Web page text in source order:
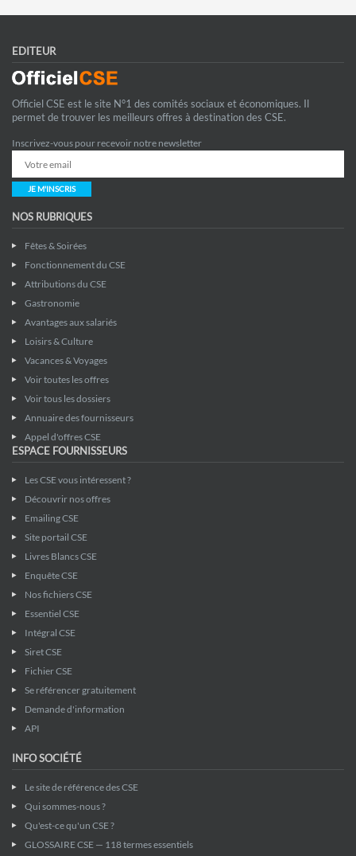
EDITEUR
Officiel CSE est le site N°1 des comités sociaux et économiques. Il
permet de trouver les meilleurs offres à destination des CSE.
Inscrivez-vous pour recevoir notre newsletter
JE M'INSCRIS
NOS RUBRIQUES
Fêtes & Soirées
Fonctionnement du CSE
Attributions du CSE
Gastronomie
Avantages aux salariés
Loisirs & Culture
Vacances & Voyages
Voir toutes les offres
Voir tous les dossiers
Annuaire des fournisseurs
Appel d'offres CSE
ESPACE FOURNISSEURS
Les CSE vous intéressent ?
Découvrir nos offres
Emailing CSE
Site portail CSE
Livres Blancs CSE
Enquête CSE
Nos fichiers CSE
Essentiel CSE
Intégral CSE
Siret CSE
Fichier CSE
Se référencer gratuitement
Demande d'information
API
INFO SOCIÉTÉ
Le site de référence des CSE
Qui sommes-nous ?
Qu'est-ce qu'un CSE ?
GLOSSAIRE CSE — 118 termes essentiels